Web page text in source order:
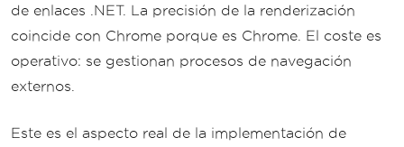
de enlaces .NET. La precisión de la renderización
coincide con Chrome porque es Chrome. El coste es
operativo: se gestionan procesos de navegación
externos.
Este es el aspecto real de la implementación de